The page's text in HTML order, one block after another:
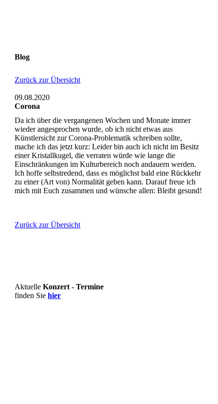
Blog
Zurück zur Übersicht
09.08.2020
Corona
Da ich über die vergangenen Wochen und Monate immer
wieder angesprochen wurde, ob ich nicht etwas aus
Künstlersicht zur Corona-Problematik schreiben sollte,
mache ich das jetzt kurz: Leider bin auch ich nicht im Besitz
einer Kristallkugel, die verraten würde wie lange die
Einschränkungen im Kulturbereich noch andauern werden.
Ich hoffe selbstredend, dass es möglichst bald eine Rückkehr
zu einer (Art von) Normalität geben kann. Darauf freue ich
mich mit Euch zusammen und wünsche allen: Bleibt gesund!
Zurück zur Übersicht
Aktuelle Konzert - Termine
finden Sie hier